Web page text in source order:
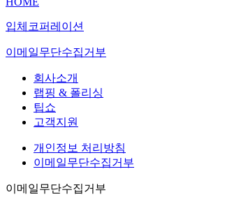
입체코퍼레이션
이메일무단수집거부
회사소개
랩핑 & 폴리싱
팁쇼
고객지원
개인정보 처리방침
이메일무단수집거부
이메일무단수집거부